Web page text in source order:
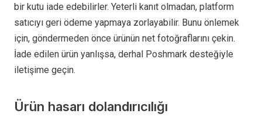
bir kutu iade edebilirler. Yeterli kanıt olmadan, platform
satıcıyı geri ödeme yapmaya zorlayabilir. Bunu önlemek
için, göndermeden önce ürünün net fotoğraflarını çekin.
İade edilen ürün yanlışsa, derhal Poshmark desteğiyle
iletişime geçin.
Ürün hasarı dolandırıcılığı